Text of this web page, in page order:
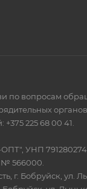
по вопросам
225 68 00 41.
УНП
№ 566000.
г. Бобруйск, ул.